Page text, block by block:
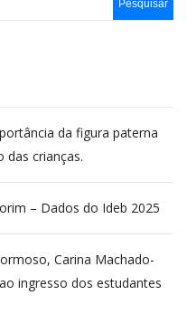
da figura paterna
das crianças.
– Dados do Ideb 2025
Carina Machado-
ingresso dos estudantes